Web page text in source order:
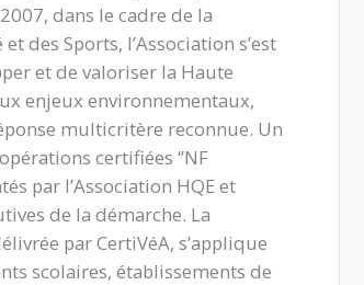
dans le cadre de la
des Sports, l’Association s’est
et de valoriser la Haute
enjeux environnementaux,
multicritère reconnue. Un
certifiées ‘’NF
par l’Association HQE et
de la démarche. La
par CertiVéA, s’applique
scolaires, établissements de